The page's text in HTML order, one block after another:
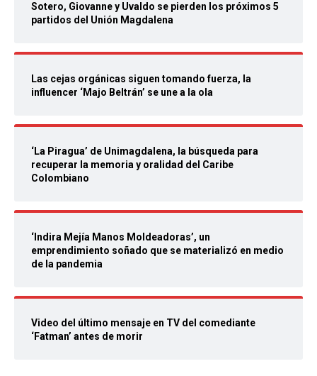
Sotero, Giovanne y Uvaldo se pierden los próximos 5
partidos del Unión Magdalena
Las cejas orgánicas siguen tomando fuerza, la
influencer ‘Majo Beltrán’ se une a la ola
‘La Piragua’ de Unimagdalena, la búsqueda para
recuperar la memoria y oralidad del Caribe
Colombiano
‘Indira Mejía Manos Moldeadoras’, un
emprendimiento soñado que se materializó en medio
de la pandemia
Video del último mensaje en TV del comediante
‘Fatman’ antes de morir